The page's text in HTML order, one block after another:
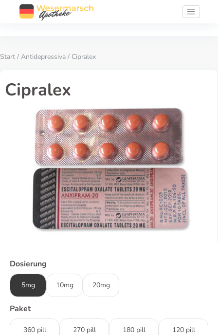
Start / Antidepressiva / Cipralex
Cipralex
Dosierung
5mg 10mg 20mg
Paket
360 pill 270 pill 180 pill 120 pill